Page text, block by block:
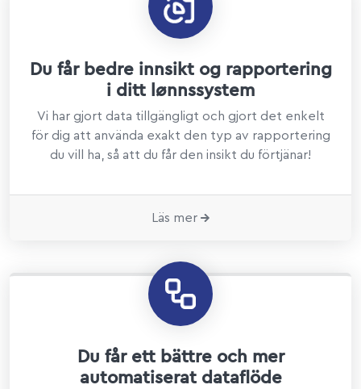
Du får bedre innsikt og rapportering
i ditt lønnssystem
Vi har gjort data tillgängligt och gjort det enkelt
för dig att använda exakt den typ av rapportering
du vill ha, så att du får den insikt du förtjänar!
Läs mer
Du får ett bättre och mer
automatiserat dataflöde